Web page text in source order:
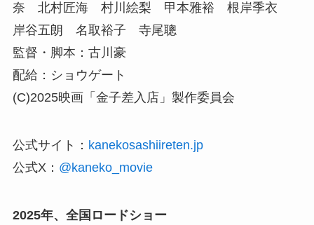
奈 北村匠海 村川絵梨 甲本雅裕 根岸季衣
岸谷五朗 名取裕子 寺尾聰
監督・脚本：古川豪
配給：ショウゲート
(C)2025映画「金子差入店」製作委員会
公式サイト： kanekosashiireten.jp
公式X： @kaneko_movie
2025年、全国ロードショー